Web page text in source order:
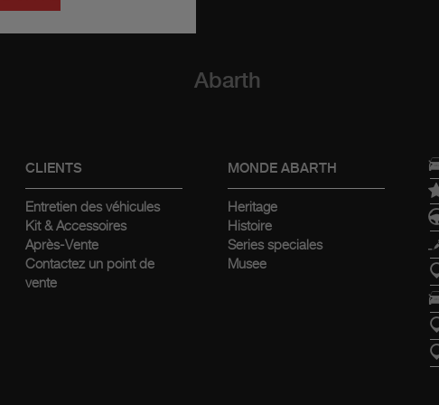
Abarth
CLIENTS
Entretien des véhicules
Kit & Accessoires
Après-Vente
Contactez un point de
vente
MONDE ABARTH
Heritage
Histoire
Series speciales
Musee